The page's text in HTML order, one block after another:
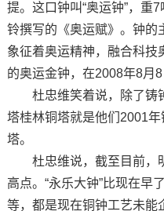
提。这口钟叫“奥运钟”，重
铃撰写的《奥运赋》。钟的
象征着奥运精神，融合科技
的奥运金钟，在2008年8月8
杜忠维笑着说，除了铸钟
塔桂林铜塔就是他们2001
塔。
杜忠维说，截至目前，明
高点。“永乐大钟”比现在早
等，都是现在铜钟工艺未能